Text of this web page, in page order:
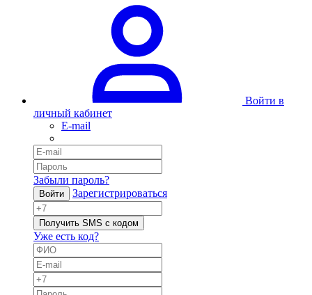
Войти в
личный кабинет
E-mail
Забыли пароль?
Войти Зарегистрироваться
Получить SMS с кодом
Уже есть код?